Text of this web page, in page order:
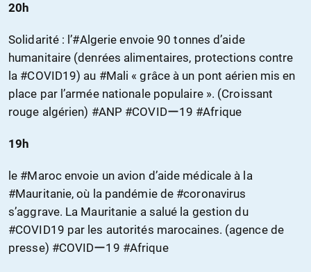
20h
Solidarité : l’#Algerie envoie 90 tonnes d’aide
humanitaire (denrées alimentaires, protections contre
la #COVID19) au #Mali « grâce à un pont aérien mis en
place par l’armée nationale populaire ». (Croissant
rouge algérien) #ANP #COVIDー19 #Afrique
19h
le #Maroc envoie un avion d’aide médicale à la
#Mauritanie, où la pandémie de #coronavirus
s’aggrave. La Mauritanie a salué la gestion du
#COVID19 par les autorités marocaines. (agence de
presse) #COVIDー19 #Afrique